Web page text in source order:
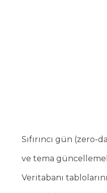
Sıfırıncı gün (zero-
ve tema
Veritabanı